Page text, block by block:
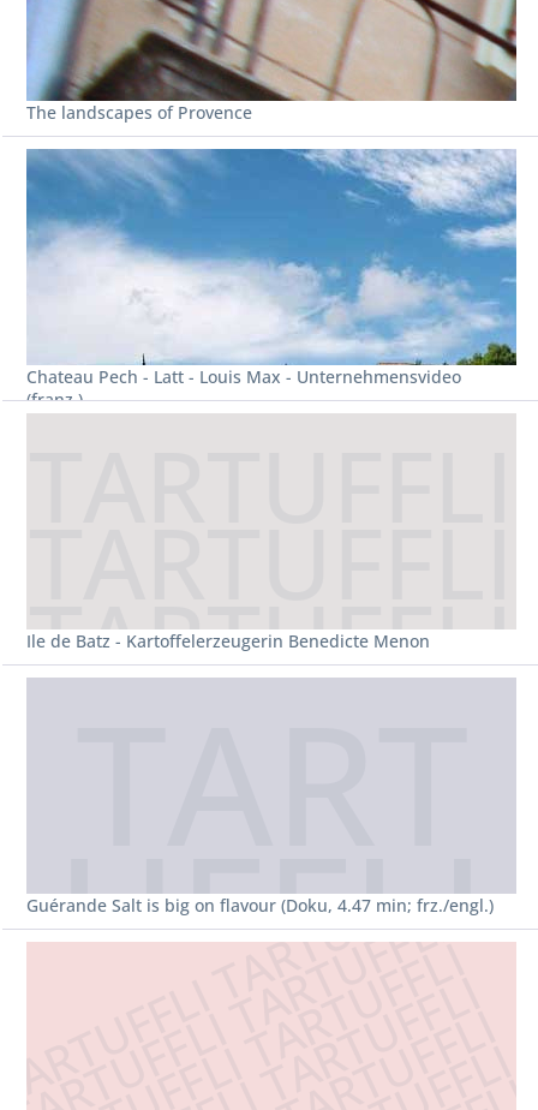
The landscapes of Provence
Chateau Pech - Latt - Louis Max - Unternehmensvideo
(franz.)
Ile de Batz - Kartoffelerzeugerin Benedicte Menon
Guérande Salt is big on flavour (Doku, 4.47 min; frz./engl.)